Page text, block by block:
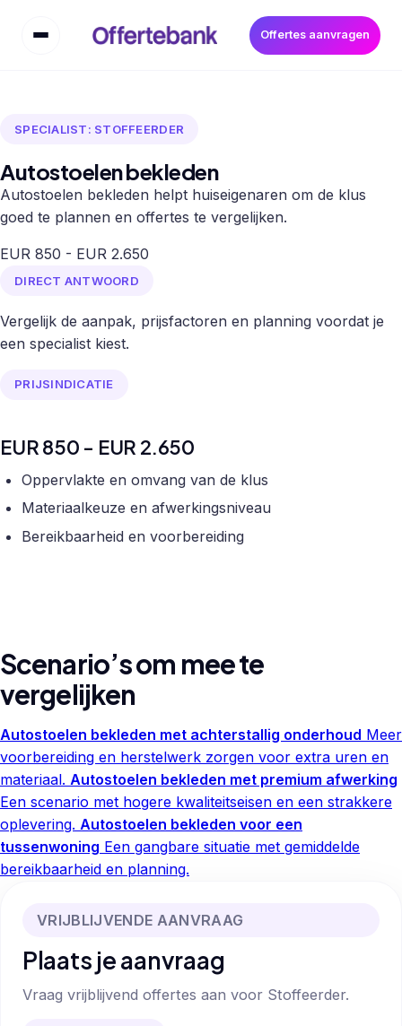
Offertes aanvragen
SPECIALIST: STOFFEERDER
Autostoelen bekleden
Autostoelen bekleden helpt huiseigenaren om de klus
goed te plannen en offertes te vergelijken.
EUR 850 - EUR 2.650
DIRECT ANTWOORD
Vergelijk de aanpak, prijsfactoren en planning voordat je
een specialist kiest.
PRIJSINDICATIE
EUR 850 - EUR 2.650
Oppervlakte en omvang van de klus
Materiaalkeuze en afwerkingsniveau
Bereikbaarheid en voorbereiding
Scenario’s om mee te
vergelijken
Autostoelen bekleden met achterstallig onderhoud Meer
voorbereiding en herstelwerk zorgen voor extra uren en
materiaal. Autostoelen bekleden met premium afwerking
Een scenario met hogere kwaliteitseisen en een strakkere
oplevering. Autostoelen bekleden voor een
tussenwoning Een gangbare situatie met gemiddelde
bereikbaarheid en planning.
VRIJBLIJVENDE AANVRAAG
Plaats je aanvraag
Vraag vrijblijvend offertes aan voor Stoffeerder.